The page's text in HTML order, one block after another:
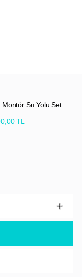
Montör Su Yolu Set
TL